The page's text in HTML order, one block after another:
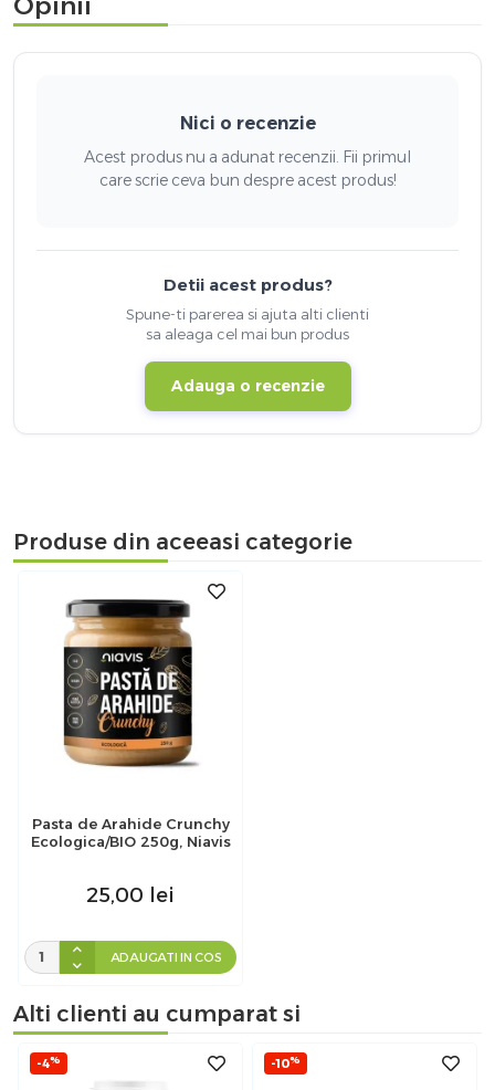
Nici o recenzie
Acest produs nu a adunat recenzii. Fii primul
care scrie ceva bun despre acest produs!
Detii acest produs?
Spune-ti parerea si ajuta alti clienti
sa aleaga cel mai bun produs
Adauga o recenzie
Produse din aceeasi categorie
Pasta de Arahide Crunchy
Ecologica/BIO 250g, Niavis
25,00 lei
ADAUGATI IN COS
Alti clienti au cumparat si
-4% -10%